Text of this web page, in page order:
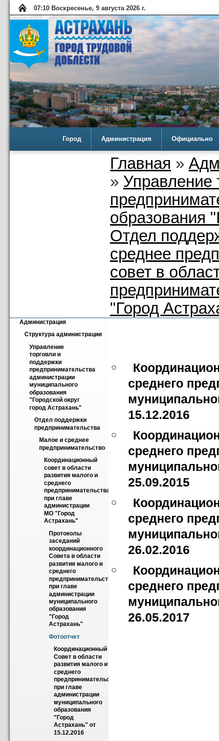
07:10 Воскресенье, 9 августа 2026 г.
Город Администрация Официально
Главная »
» Управление
образования
Отдел
среднее
совет в
"Город
Администрация
Структура администрации
Управление
торговли и
поддержки
предпринимательства
администрации
муниципального
образования
"Городской округ
город Астрахань"
Отдел поддержки
предпринимательства
Малое и среднее
предпринимательство
Координационный
совет в области
развития малого и
среднего
предпринимательства
при главе
администрации
МО "Город
Астрахань"
Протоколы
заседаний
координационного
Совета в области
развития малого и
среднего
предпринимательства
при главе
администрации
муниципального
образования
"Город
Астрахань"
Фотоотчет
Координационный
Совет в области
развития малого и
среднего
предпринимательства
при главе
администрации
муниципального
образования
"Город
Астрахань" от
15.12.2016
среднего
15.12.2016
среднего
25.09.2015
среднего
26.02.2016
среднего
26.05.2017